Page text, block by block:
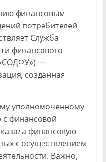
финансовым
потребителей
Служба
финансового
—
созданная
уполномоченному
с финансовой
финансовую
с осуществлением
Важно,